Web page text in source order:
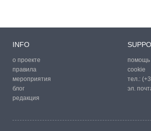
INFO
о проекте
правила
мероприятия
блог
редакция
помощь
cookie
тел.:
эл.